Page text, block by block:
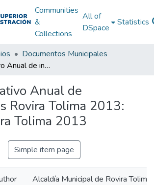
Communities
&
Collections
All of
DSpace
Statistics
Documentos Municipales
Plan Operativo Anual de inversiones Rovira Tolima 2013: POAI Rovira Tolima 2013
Anual de
Rovira Tolima 2013:
Tolima 2013
Simple item page
Alcaldía Municipal de Rovira Tolima